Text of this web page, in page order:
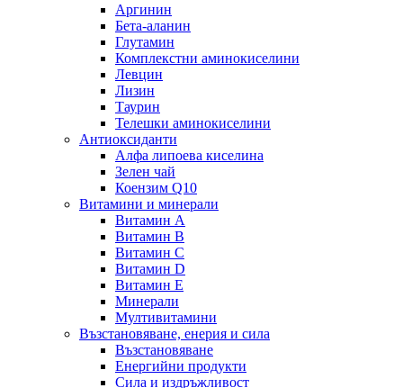
Аргинин
Бета-аланин
Глутамин
Комплекстни аминокиселини
Левцин
Лизин
Таурин
Телешки аминокиселини
Антиоксиданти
Алфа липоева киселина
Зелен чай
Коензим Q10
Витамини и минерали
Витамин А
Витамин B
Витамин C
Витамин D
Витамин E
Минерали
Мултивитамини
Възстановяване, енерия и сила
Възстановяване
Енергийни продукти
Сила и издръжливост